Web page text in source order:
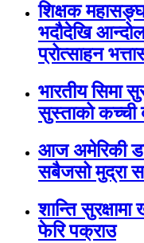
शिक्षक
भदौदेखि
प्रोत्साहन
भारतीय सिमा
सुस्ताको
आज अमेरिकी
सबैजसो मुद्रा
शान्ति
फेरि पक्राउ